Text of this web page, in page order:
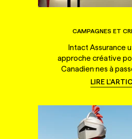
CAMPAGNES ET
Intact Assurance
approche créative
Canadien·nes à
LIRE